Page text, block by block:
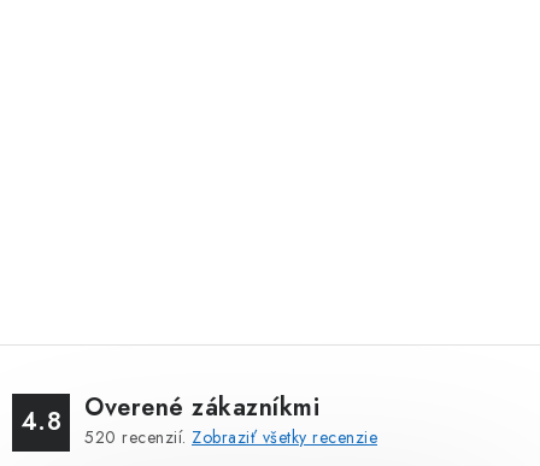
4.8 Overené zákazníkmi
520 recenzií. Zobraziť všetky recenzie